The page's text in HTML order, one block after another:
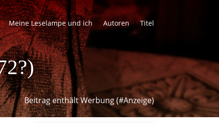
Meine Leselampe und ich Autoren Titel
Beitrag enthält Werbung (#Anzeige)